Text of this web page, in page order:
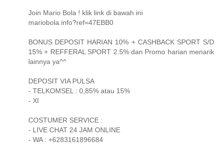
Join Mario Bola ! klik link di bawah ini
mariobola.info?ref=47EBB0
BONUS DEPOSIT HARIAN 10% + CASHBACK SPORT S/D
15% + REFFERAL SPORT 2.5% dan Promo harian menarik
lainnya ya^^
DEPOSIT VIA PULSA
- TELKOMSEL : 0,85% atau 15%
- Xl
COSTUMER SERVICE :
- LIVE CHAT 24 JAM ONLINE
- WA : +6283161896684